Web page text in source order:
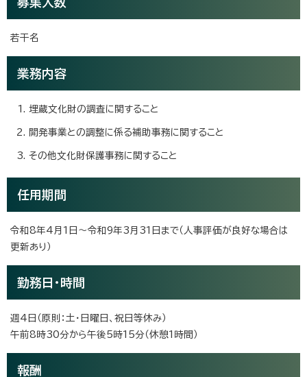
若干名
業務内容
埋蔵文化財の調査に関すること
開発事業との調整に係る補助事務に関すること
その他文化財保護事務に関すること
任用期間
令和8年4月1日～令和9年3月31日まで（人事評価が良好な場合は
更新あり）
勤務日・時間
週4日（原則：土・日曜日、祝日等休み）
午前8時30分から午後5時15分（休憩1時間）
報酬